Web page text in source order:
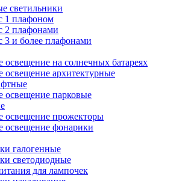
светильники
1 плафоном
2 плафонами
3 и более плафонами
освещение на солнечных батареях
освещение архитектурные
освещение парковые
освещение прожекторы
освещение фонарики
галогенные
светодиодные
для лампочек